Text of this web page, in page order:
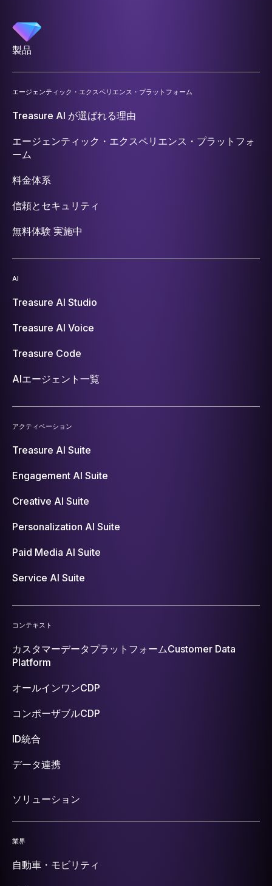
製品
エージェンティック・エクスペリエンス・プラットフォーム
Treasure AI が選ばれる理由
エージェンティック・エクスペリエンス・プラットフォ
ーム
料金体系
信頼とセキュリティ
無料体験 実施中
AI
Treasure AI Studio
Treasure AI Voice
Treasure Code
AIエージェント一覧
アクティベーション
Treasure AI Suite
Engagement AI Suite
Creative AI Suite
Personalization AI Suite
Paid Media AI Suite
Service AI Suite
コンテキスト
カスタマーデータプラットフォームCustomer Data
Platform
オールインワンCDP
コンポーザブルCDP
ID統合
データ連携
ソリューション
業界
自動車・モビリティ